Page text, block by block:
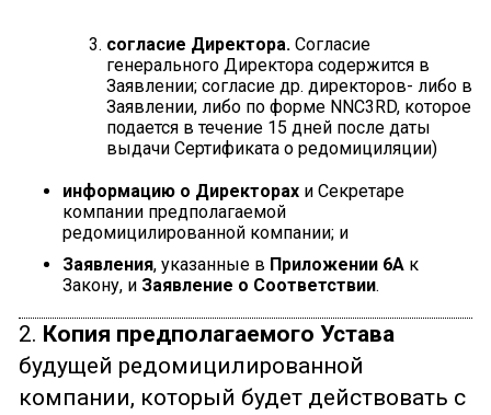
согласие Директора. Согласие
генерального Директора содержится в
Заявлении; cогласие др. директоров- либо в
Заявлении, либо по форме NNC3RD, которое
подается в течение 15 дней после даты
выдачи Cертификата о редомициляции)
информацию о Директорахи Секретаре
компании предполагаемой
редомицилированной компании; и
Заявления, указанные в Приложении 6Aк
Закону, и Заявление о Соответствии.
2. Копия предполагаемого Устава
будущей редомицилированной
компании, который будет действовать с